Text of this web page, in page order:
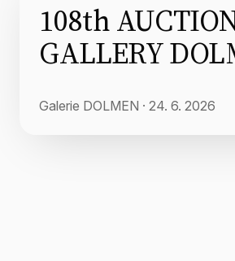
108th
GALLERY
Galerie DOLMEN · 24. 6. 2026